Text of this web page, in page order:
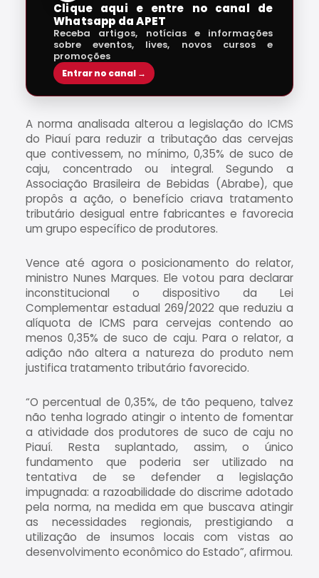
Clique aqui e entre no canal de
Whatsapp da APET
Receba artigos, notícias e informações
sobre eventos, lives, novos cursos e
promoções
Entrar no canal →
A norma analisada alterou a legislação do ICMS
do Piauí para reduzir a tributação das cervejas
que contivessem, no mínimo, 0,35% de suco de
caju, concentrado ou integral. Segundo a
Associação Brasileira de Bebidas (Abrabe), que
propôs a ação, o benefício criava tratamento
tributário desigual entre fabricantes e favorecia
um grupo específico de produtores.
Vence até agora o posicionamento do relator,
ministro Nunes Marques. Ele votou para declarar
inconstitucional o dispositivo da Lei
Complementar estadual 269/2022 que reduziu a
alíquota de ICMS para cervejas contendo ao
menos 0,35% de suco de caju. Para o relator, a
adição não altera a natureza do produto nem
justifica tratamento tributário favorecido.
“O percentual de 0,35%, de tão pequeno, talvez
não tenha logrado atingir o intento de fomentar
a atividade dos produtores de suco de caju no
Piauí. Resta suplantado, assim, o único
fundamento que poderia ser utilizado na
tentativa de se defender a legislação
impugnada: a razoabilidade do discrime adotado
pela norma, na medida em que buscava atingir
as necessidades regionais, prestigiando a
utilização de insumos locais com vistas ao
desenvolvimento econômico do Estado”, afirmou.